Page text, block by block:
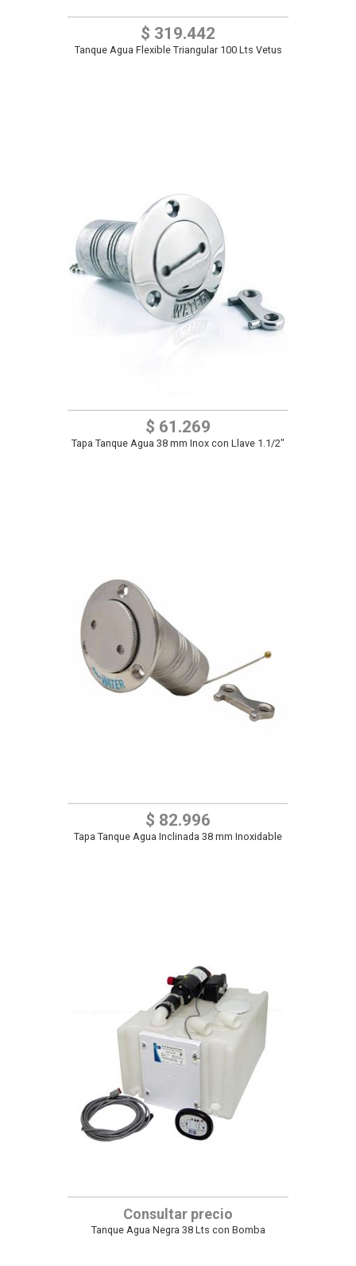
$ 319.442
Tanque Agua Flexible Triangular 100 Lts Vetus
$ 61.269
Tapa Tanque Agua 38 mm Inox con Llave 1.1/2"
$ 82.996
Tapa Tanque Agua Inclinada 38 mm Inoxidable
Consultar precio
Tanque Agua Negra 38 Lts con Bomba